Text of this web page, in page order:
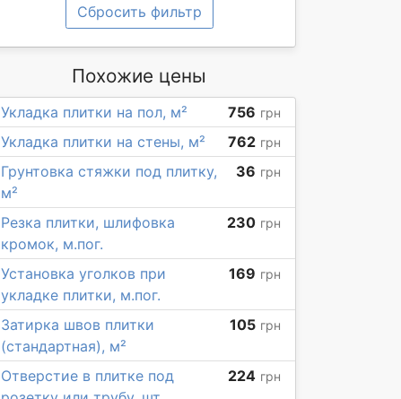
Сбросить фильтр
Похожие цены
Укладка плитки на пол, м² 756 грн
Укладка плитки на стены, м² 762 грн
Грунтовка стяжки под плитку,
м²
36 грн
Резка плитки, шлифовка
кромок, м.пог.
230 грн
Установка уголков при
укладке плитки, м.пог.
169 грн
Затирка швов плитки
(стандартная), м²
105 грн
Отверстие в плитке под
224 грн